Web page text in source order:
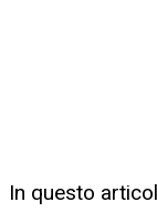
In questo